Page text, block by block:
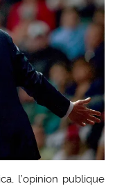
l’opinion publique